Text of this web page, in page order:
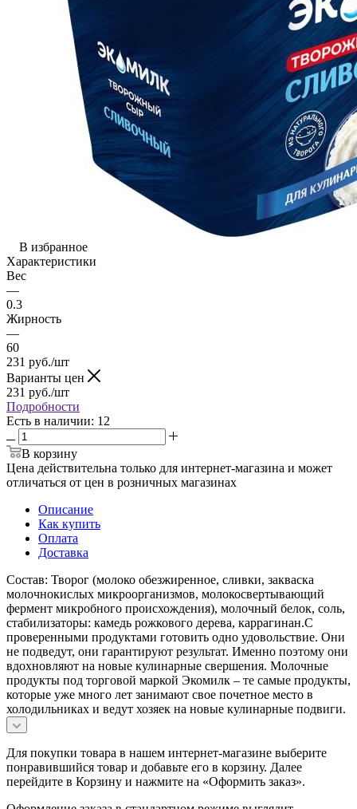
В избранное
Характеристики
Вес
—
0.3
Жирность
—
60
231 руб./шт
Варианты цен
231 руб./шт
Подробности
Есть в наличии: 12
В корзину
Цена действительна только для интернет-магазина и может
отличаться от цен в розничных магазинах
Описание
Как купить
Оплата
Доставка
Состав: Творог (молоко обезжиренное, сливки, закваска
молочнокислых микроорганизмов, молокосвертывающий
фермент микробного происхождения), молочный белок, соль,
стабилизаторы: камедь рожкового дерева, каррагинан.С
проверенными продуктами готовить одно удовольствие. Они
не подведут, они гарантируют результат. Именно поэтому они
вдохновляют на новые кулинарные свершения. Молочные
продукты под торговой маркой Экомилк – те самые продукты,
которые уже много лет занимают свое почетное место в
холодильниках и ведут хозяек на новые кулинарные подвиги.
Для покупки товара в нашем интернет-магазине выберите
понравившийся товар и добавьте его в корзину. Далее
перейдите в Корзину и нажмите на «Оформить заказ».